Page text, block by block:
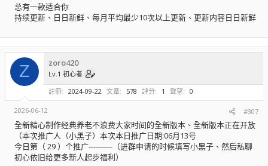
总有一款适合你
持续更新、日日新鲜、每月平均最少10次以上更新、更新内容日日新鲜
Z zoro420
Lv.1 初心者
註冊
2024-09-22 文章 578 評分 1 聲望 0
2026-06-12 #307
全新精心制作经典养老不浪费大家时间的全新版本、全新版本正在开放
（本次推广人（小黑子）本次本日推广日期:06月13号
今日第（ 29 ）个推广----------（进群申请的时候填写小黑子、然后私聊
初心依旧给更多新人起步福利）